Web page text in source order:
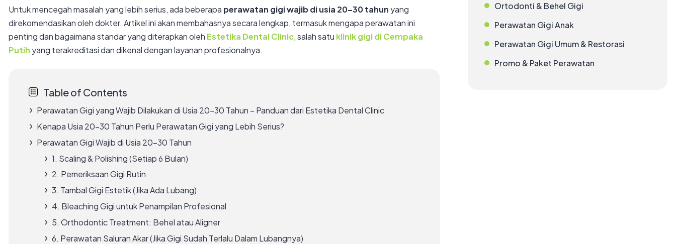
Untuk mencegah masalah yang lebih serius, ada beberapa perawatan gigi wajib di usia 20–30 tahun yang
direkomendasikan oleh dokter. Artikel ini akan membahasnya secara lengkap, termasuk mengapa perawatan ini
penting dan bagaimana standar yang diterapkan oleh Estetika Dental Clinic, salah satu klinik gigi di Cempaka
Putih yang terakreditasi dan dikenal dengan layanan profesionalnya.
Table of Contents
Perawatan Gigi yang Wajib Dilakukan di Usia 20–30 Tahun – Panduan dari Estetika Dental Clinic
Kenapa Usia 20–30 Tahun Perlu Perawatan Gigi yang Lebih Serius?
Perawatan Gigi Wajib di Usia 20–30 Tahun
1. Scaling & Polishing (Setiap 6 Bulan)
2. Pemeriksaan Gigi Rutin
3. Tambal Gigi Estetik (Jika Ada Lubang)
4. Bleaching Gigi untuk Penampilan Profesional
5. Orthodontic Treatment: Behel atau Aligner
6. Perawatan Saluran Akar (Jika Gigi Sudah Terlalu Dalam Lubangnya)
Ortodonti & Behel Gigi
Perawatan Gigi Anak
Perawatan Gigi Umum & Restorasi
Promo & Paket Perawatan